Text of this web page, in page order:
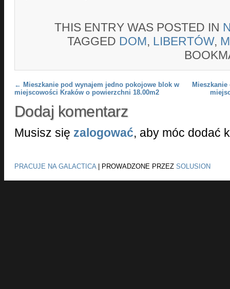
THIS ENTRY WAS POSTED IN
TAGGED DOM, LIBERTÓW,
Post navigation
← Mieszkanie pod wynajem jedno pokojowe blok w
miejscowości Kraków o powierzchni 18.00m2
Dodaj komentarz
Musisz się zalogować, aby móc dodać
PRACUJE NA GALACTICA| PROWADZONE PRZEZ SOLUSION